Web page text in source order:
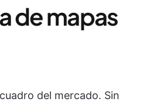
de mapas
del mercado. Sin